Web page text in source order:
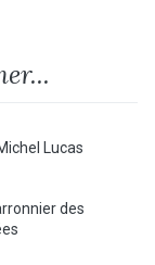
Lucas
des